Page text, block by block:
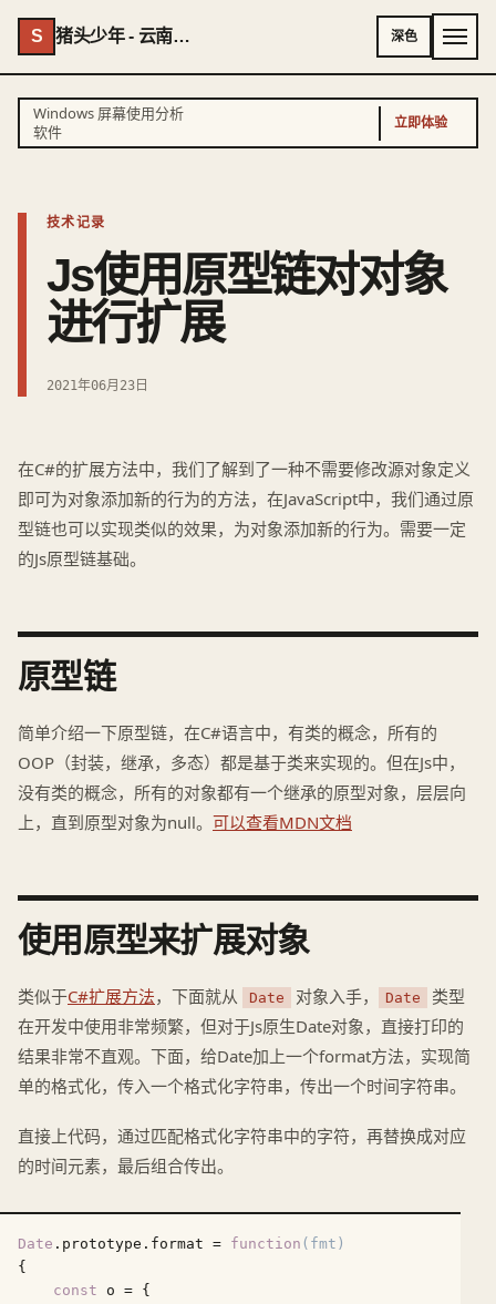
S 猪头少年 - 云南AI专家 - 云南独立开发者 深色
Windows 屏幕使用分析
软件
立即体验
技术记录
Js使用原型链对对象
进行扩展
2021年06月23日
在C#的扩展方法中，我们了解到了一种不需要修改源对象定义
即可为对象添加新的行为的方法，在JavaScript中，我们通过原
型链也可以实现类似的效果，为对象添加新的行为。需要一定
的Js原型链基础。
原型链
简单介绍一下原型链，在C#语言中，有类的概念，所有的
OOP（封装，继承，多态）都是基于类来实现的。但在Js中，
没有类的概念，所有的对象都有一个继承的原型对象，层层向
上，直到原型对象为null。 可以查看MDN文档
使用原型来扩展对象
类似于C#扩展方法，下面就从 Date 对象入手， Date
类型
在开发中使用非常频繁，但对于Js原生Date对象，直接打印的
结果非常不直观。下面，给Date加上一个format方法，实现简
单的格式化，传入一个格式化字符串，传出一个时间字符串。
直接上代码，通过匹配格式化字符串中的字符，再替换成对应
的时间元素，最后组合传出。
Date .prototype.format = function ( fmt
{
const o = {